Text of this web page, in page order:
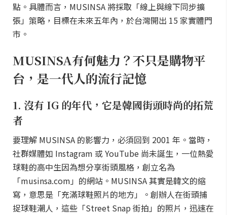
點。具體而言，MUSINSA 將採取「線上與線下同步擴
張」策略，目標在未來五年內，於台灣開出 15 家實體門
市。
MUSINSA有何魅力？不只是購物平
台，是一代人的流行記憶
1. 沒有 IG 的年代，它是韓國街頭時尚的拓荒
者
要理解 MUSINSA 的影響力，必須回到 2001 年。當時，
社群媒體如 Instagram 或 YouTube 尚未誕生，一位熱愛
球鞋的高中生因為想分享街頭風格，創立名為
「musinsa.com」的網站。MUSINSA 其實是韓文的縮
寫，意思是「充滿球鞋照片的地方」。創辦人在街頭捕
捉球鞋潮人，這些「Street Snap 街拍」的照片，迅速在